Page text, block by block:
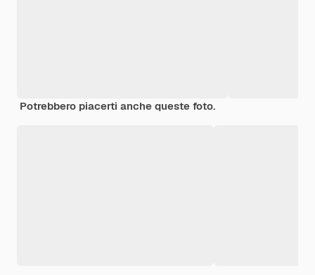
Potrebbero piacerti anche queste foto.